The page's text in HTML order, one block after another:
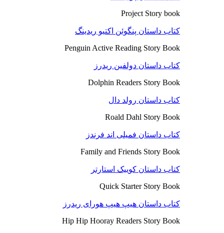
Project Story book
کتاب داستان پنگوئن اکتیو ریدینگ
Penguin Active Reading Story Book
کتاب داستان دولفین ریدرز
Dolphin Readers Story Book
کتاب داستان رولد دال
Roald Dahl Story Book
کتاب داستان فمیلی اند فرندز
Family and Friends Story Book
کتاب داستان کوییک استارتر
Quick Starter Story Book
کتاب داستان هیپ هیپ هورای ریدرز
Hip Hip Hooray Readers Story Book